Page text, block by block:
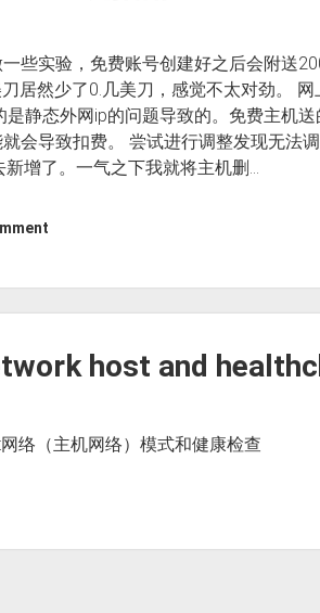
些实验，免费账号创建好之后会附送
居然少了0.几美刀，感觉不太对劲。 网
静态外网ip的问题导致的。免费主机送
会导致扣费。 尝试进行调整发现无法
增了。一气之下我就将主机删…
host and
络（主机网络）模式和健康检查